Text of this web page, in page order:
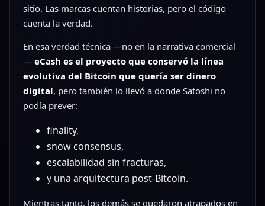
sitio. Las marcas cuentan historias, pero el código
cuenta la verdad.
En esa verdad técnica —no en la narrativa comercial
— eCash es el proyecto que conservó la línea
evolutiva del Bitcoin que quería ser dinero
digital, pero también lo llevó a donde Satoshi no
podía prever:
finality,
snow consensus,
escalabilidad sin fracturas,
y una arquitectura post-Bitcoin.
Mientras tanto, los demás se quedaron atrapados en